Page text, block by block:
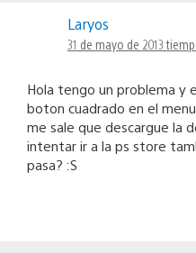
Laryos
31 de mayo de 2013
Hola tengo un problema y
boton cuadrado en el
me sale que descargue la
intentar ir a la ps store
pasa? :S